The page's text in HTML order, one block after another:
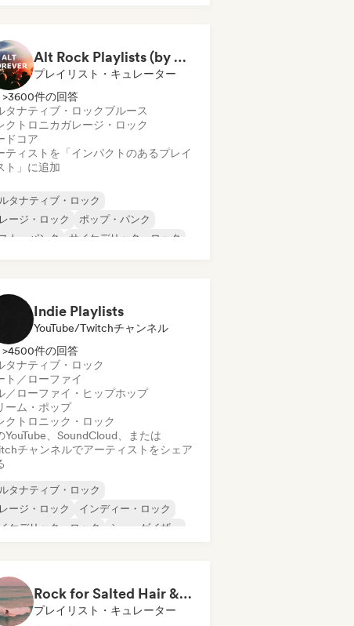
ケデリック・ロック
シューゲイザー
Alt Rock Playlists (by Saticöy)
プレイリスト・キュレーター
>3600件の回答
タナティブ・ロックブルース
クトロニカガレージ・ロック
ドコア
ティストを「インパクトのあるプレイ
ト」に追加
タナティブ・ロック
ージ・ロック
ポップ・パンク
ト・パンク
サイケデリック・ロック
Indie Playlists
YouTube/Twitchチャンネル
>4500件の回答
タナティブ・ロック
ト／ローファイ
／ローファイ・ヒップホップ
ーム・ポップ
クトロニック・ロック
YouTube、SoundCloud、または
チャンネルでアーティストをシェア
タナティブ・ロック
ージ・ロック
インディー・ロック
ケデリック・ロック
シューゲイザー
Rock for Salted Hair & Sandy Toes
プレイリスト・キュレーター